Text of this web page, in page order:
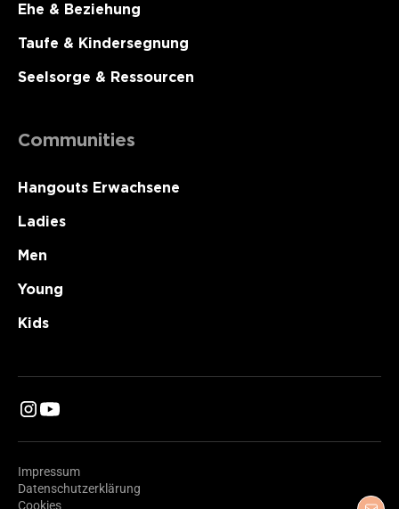
Ehe & Beziehung
Taufe & Kindersegnung
Seelsorge & Ressourcen
Communities
Hangouts Erwachsene
Ladies
Men
Young
Kids
Impressum
Datenschutzerklärung
Cookies